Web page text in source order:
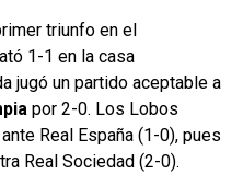
triunfo en el
1-1 en la casa
jugó un partido aceptable a
por 2-0. Los Lobos
Real España (1-0), pues
Real Sociedad (2-0).